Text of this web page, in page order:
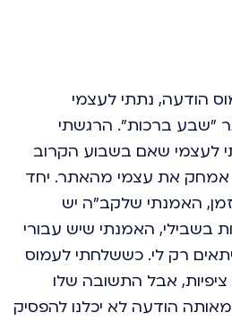
הודעה, נתתי לעצמי
"שבע ברכות". הרגשתי
לעצמי שאם בשבוע הקרוב
- אמחק את עצמי מהאתר. יחד
האמנתי שלקב"ה יש
בשבילי, האמנתי שיש עבורי
רק לי. כששלחתי לעמוס
אבל התשובה שלו
הודעה לא יכלנו להפסיק